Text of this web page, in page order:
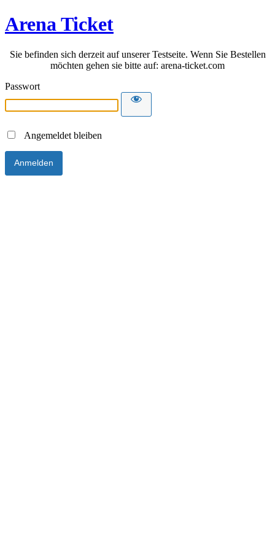
Arena Ticket
Sie befinden sich derzeit auf unserer Testseite. Wenn Sie Bestellen
möchten gehen sie bitte auf: arena-ticket.com
Passwort
Angemeldet bleiben